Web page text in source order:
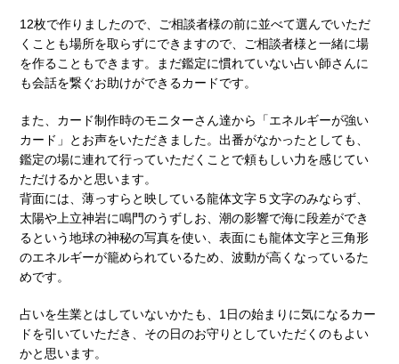
12枚で作りましたので、ご相談者様の前に並べて選んでいただ
くことも場所を取らずにできますので、ご相談者様と一緒に場
を作ることもできます。まだ鑑定に慣れていない占い師さんに
も会話を繋ぐお助けができるカードです。
また、カード制作時のモニターさん達から「エネルギーが強い
カード」とお声をいただきました。出番がなかったとしても、
鑑定の場に連れて行っていただくことで頼もしい力を感じてい
ただけるかと思います。
背面には、薄っすらと映している龍体文字５文字のみならず、
太陽や上立神岩に鳴門のうずしお、潮の影響で海に段差ができ
るという地球の神秘の写真を使い、表面にも龍体文字と三角形
のエネルギーが籠められているため、波動が高くなっているた
めです。
占いを生業とはしていないかたも、1日の始まりに気になるカー
ドを引いていただき、その日のお守りとしていただくのもよい
かと思います。